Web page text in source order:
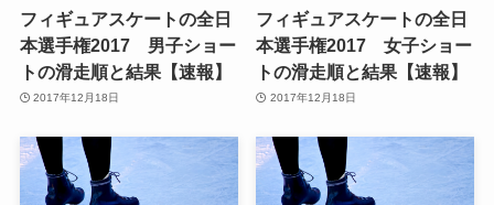
フィギュアスケートの全日
本選手権2017 男子ショー
トの滑走順と結果【速報】
2017年12月18日
フィギュアスケートの全日
本選手権2017 女子ショー
トの滑走順と結果【速報】
2017年12月18日